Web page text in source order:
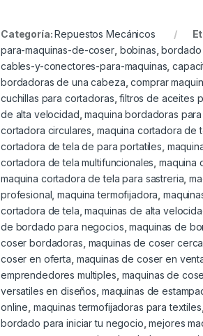
Categoría:Repuestos Mecánicos
para-maquinas-de-coser, bobinas ,bordado
cables-y-conectores-para-maquinas ,
bordadoras de una cabeza ,comprar
cuchillas para cortadoras ,filtros de aceites
de alta velocidad ,maquina bordadoras
cortadora circulares maquina cortadora de
cortadora de tela de para portatiles
cortadora de tela multifuncionales maquina
maquina cortadora de tela para sastreria ,
profesional ,maquina termofijadora
cortadora de tela ,maquinas de alta
de bordado para negocios ,maquinas de
coser bordadoras maquinas de coser
coser en oferta maquinas de coser en
emprendedores multiples maquinas de
versatiles en diseños maquinas de
online maquinas termofijadoras para textiles
bordado para iniciar tu negocio ,mejores